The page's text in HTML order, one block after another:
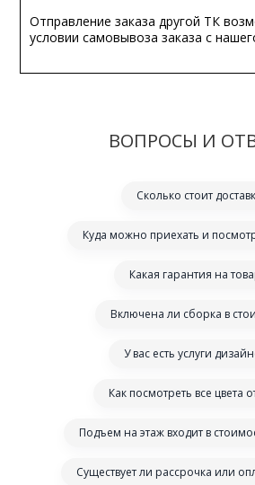
Отправление заказа другой ТК
условии самовывоза заказа с
ВОПРОСЫ И
Сколько стоит
Куда можно приехать и
Какая гарантия на
Включена ли сборка в
У вас есть услуги
Как посмотреть все цвета
Подъем на этаж входит в
Существует ли рассрочка или